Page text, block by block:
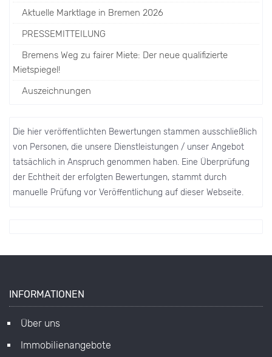
Aktuelle Marktlage in Bremen 2026
PRESSEMITTEILUNG
Bremens Weg zu fairer Miete: Der neue qualifizierte
Mietspiegel!
Auszeichnungen
Die hier veröffentlichten Bewertungen stammen ausschließlich
von Personen, die unsere Dienstleistungen / unser Angebot
tatsächlich in Anspruch genommen haben. Eine Überprüfung
der Echtheit der erfolgten Bewertungen, stammt durch
manuelle Prüfung vor Veröffentlichung auf dieser Webseite.
INFORMATIONEN
Über uns
Immobilienangebote